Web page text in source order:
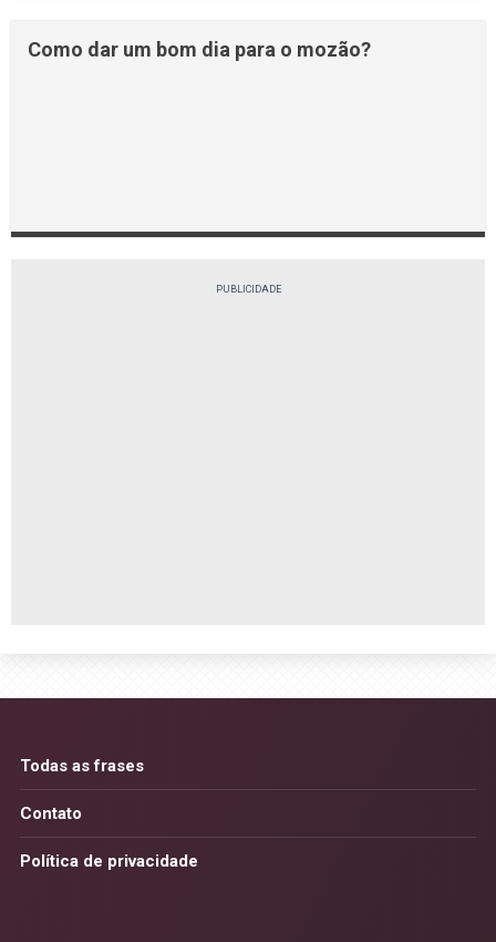
Como dar um bom dia para o mozão?
PUBLICIDADE
Todas as frases
Contato
Política de privacidade